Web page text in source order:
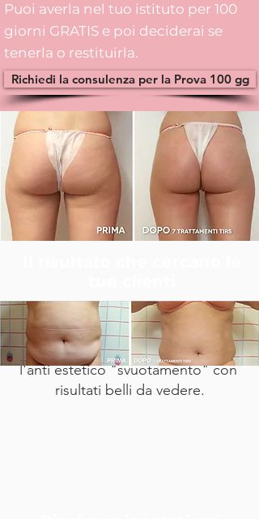
Puoi averla nel tuo istituto per 100
giorni GRATIS e poi deciderai se
tenerla o restituirla.
Richiedi la consulenza per la Prova 100 gg
Con Tirs il modellamento e la
tonificazione avvengono nello
stesso trattamento, evitando così
l'anti estetico "svuotamento" con
risultati belli da vedere.